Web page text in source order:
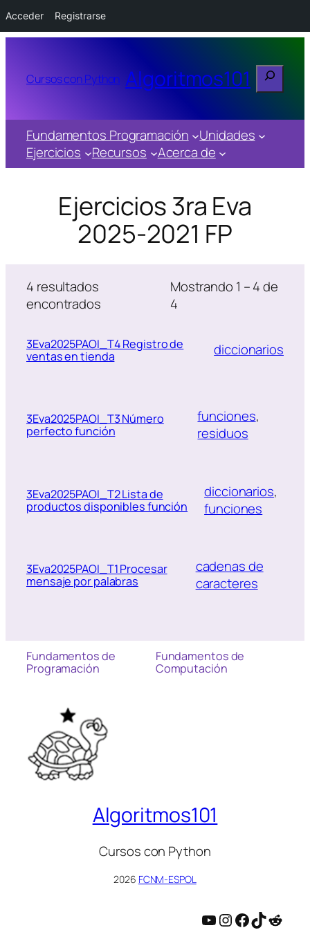
Acceder Registrarse
Cursos con Python Algoritmos101 Buscar
Fundamentos Programación
Unidades
Ejercicios
Recursos Acerca de
Ejercicios 3ra Eva
2025-2021 FP
4 resultados
encontrados
Mostrando 1 – 4 de
4
3Eva2025PAOI_T4 Registro de
ventas en tienda
diccionarios
3Eva2025PAOI_T3 Número
perfecto función
funciones
residuos
3Eva2025PAOI_T2 Lista de
productos disponibles función
diccionarios
funciones
3Eva2025PAOI_T1 Procesar
mensaje por palabras
cadenas de
caracteres
Fundamentos de
Programación
Fundamentos de
Computación
Algoritmos101
Cursos con Python
2026 FCNM-ESPOL
YouTube Instagram Facebook TikTok Reddit